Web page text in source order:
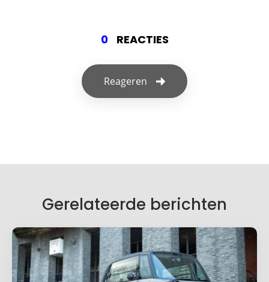
0 REACTIES
Reageren
Je e-mailadres wordt niet gepubliceerd.
Gerelateerde berichten